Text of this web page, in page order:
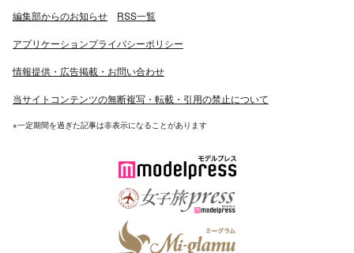
編集部からのお知らせ RSS一覧
アプリケーションプライバシーポリシー
情報提供・広告掲載・お問い合わせ
当サイトコンテンツの無断複写・転載・引用の禁止について
※一定期間を過ぎた記事は非表示になることがあります